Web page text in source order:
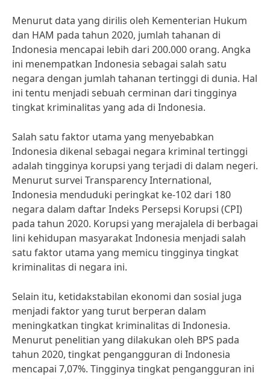
Menurut data yang dirilis oleh Kementerian Hukum
dan HAM pada tahun 2020, jumlah tahanan di
Indonesia mencapai lebih dari 200.000 orang. Angka
ini menempatkan Indonesia sebagai salah satu
negara dengan jumlah tahanan tertinggi di dunia. Hal
ini tentu menjadi sebuah cerminan dari tingginya
tingkat kriminalitas yang ada di Indonesia.
Salah satu faktor utama yang menyebabkan
Indonesia dikenal sebagai negara kriminal tertinggi
adalah tingginya korupsi yang terjadi di dalam negeri.
Menurut survei Transparency International,
Indonesia menduduki peringkat ke-102 dari 180
negara dalam daftar Indeks Persepsi Korupsi (CPI)
pada tahun 2020. Korupsi yang merajalela di berbagai
lini kehidupan masyarakat Indonesia menjadi salah
satu faktor utama yang memicu tingginya tingkat
kriminalitas di negara ini.
Selain itu, ketidakstabilan ekonomi dan sosial juga
menjadi faktor yang turut berperan dalam
meningkatkan tingkat kriminalitas di Indonesia.
Menurut penelitian yang dilakukan oleh BPS pada
tahun 2020, tingkat pengangguran di Indonesia
mencapai 7,07%. Tingginya tingkat pengangguran ini